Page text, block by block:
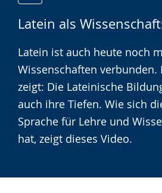
Latein als
Leichten
Sprache
wechseln.
Audio-
Unterstützung.
Video
in
Deutscher
Gebärdensprache
wird
angezeigt.
Latein ist auch heute noch
Wissenschaften verbunden.
zeigt: Die Lateinische
auch ihre Tiefen. Wie sich
Sprache für Lehre und
hat, zeigt dieses Video.